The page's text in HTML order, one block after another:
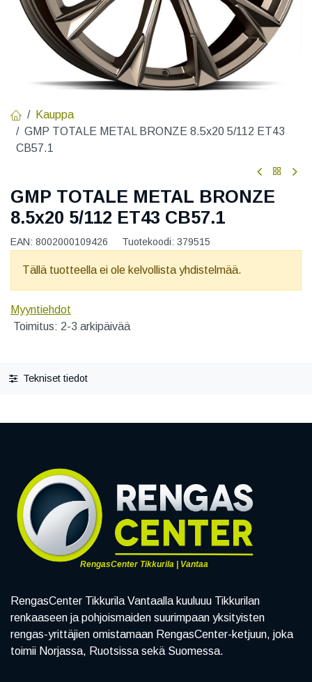
Kauppa
GMP TOTALE METAL BRONZE 8.5x20 5/112 ET43
CB57.1
GMP TOTALE METAL BRONZE
8.5x20 5/112 ET43 CB57.1
EAN: 8002000109426 Tuotekoodi: 379515
Tällä tuotteella ei ole kelvollista yhdistelmää.
Myyntiehdot
Toimitus: 2-3 arkipäivää
Tekniset tiedot
RengasCenter Tikkurila | Vantaa
RengasCenter Tikkurila Vantaalla kuuluuu Tikkurilan
renkaaseen ja pohjoismaiden suurimpaan yksityisten
rengas-yrittäjien omistamaan RengasCenter-ketjuun, joka
toimii Norjassa, Ruotsissa sekä Suomessa.